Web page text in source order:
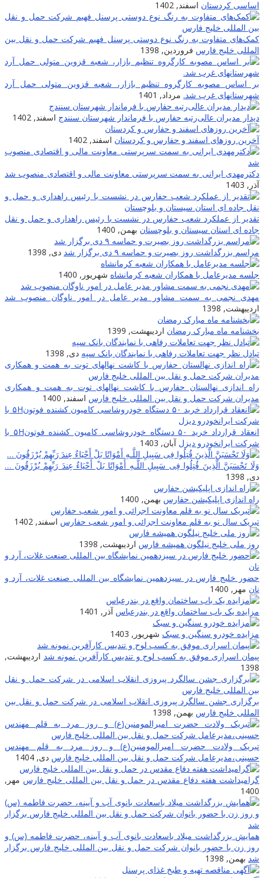
اساسی کردستان اسفند, 1402
کمک‌های متفاوت به رنگ نوع دوستی پرسنل فهیم شرکت حمل و نقل بین
المللی خلیج فارس فروردین, 1398
بر اساس مصوبه کارگروه تنظیم بازار، شعبه قزوین متولی حمل آرد
شهرستانهای غرب شد. مرداد, 1401
دیدار مدیران عالی‌رتبه حفارس با فرماندار شهرستان سنندج اسفند, 1402
آخرین روزهای اسفند و حفارس و کردستان اسفند, 1402
دکترمهدی ایرانی به سمت سرپرستی معاونت مالی و اقتصادی منصوب شد
آذر, 1403
تقدیر از عملکرد شعب حفارس در نشست با رئیس راهداری و حمل و نقل
جاده ای استان سیستان و بلوچستان بهمن, 1400
مراسم بزرگداشت روز بصیرت و حماسه ۹ دی برگزار شد
دی, 1398
جلسه مدیرعامل با همکاران شعبه کرمانشاه شهریور, 1400
مهدی نجمی به سمت مشاور مدیر عامل در امور ناوگان منصوب شد
اردیبهشت, 1398
بخشنامه ماه مبارک رمضان اردیبهشت, 1399
تبادل نظر جهت تعاملات رفاهی با نمایندگان بانک سپه دی, 1398
راه اندازی نهالستان حفارس با کاشت نهالهای توت به همت و همکاری
مدیران شرکت حمل و نقل بین المللی خلیج فارس اسفند, 1400
انعقاد قرارداد خرید ۵۰ دستگاه خودروشاسی کامیون کشنده فوتون۵H با
شرکت ایرانخودرو دیزل آبان, 1403
وَلَا تَحْسَبَنَّ الَّذِینَ قُتِلُوا فِی سَبِیلِ اللَّـهِ أَمْوَاتًا بَلْ أَحْیَاءٌ عِندَ رَ‌بِّهِمْ یُرْ‌زَقُونَ …
دی, 1398
راه اندازی اپلیکیشن حفارس بهمن, 1400
تبریک سال نو به قلم معاونت اجرائی و امور شعب حفارس اسفند, 1402
روز ملی خلیج نیلگون همیشه فارس اردیبهشت, 1398
حضور خلیج فارس در سیزدهمین نمایشگاه بین المللی صنعت غلات، آرد و
نان مهر, 1400
مزایده یک باب ساختمان واقع در بندرعباس آذر, 1401
مزایده خودرو سنگین و سبک شهریور, 1403
پیمان اسراری موفق به کسب لوح و تندیس کارآفرین نمونه شد اردیبهشت,
1398
برگزاری جشن سالگرد پیروزی انقلاب اسلامی در شرکت حمل و نقل بین
المللی خلیج فارس بهمن, 1398
تبریک ولادت حضرت امیرالمومنین(ع) و روز مرد به قلم مهندس
حسینی،مدیرعامل شرکت حمل و نقل بین المللی خلیج فارس دی, 1404
گرامیداشت هفته دفاع مقدس در حمل و نقل بین المللی خلیج فارس مهر,
1400
همایش بزرگداشت میلاد باسعادت بانوی آب و آیینه، حضرت فاطمه (س) و
روز زن با حضور بانوان شرکت حمل و نقل بین المللی خلیج فارس برگزار
شد بهمن, 1398